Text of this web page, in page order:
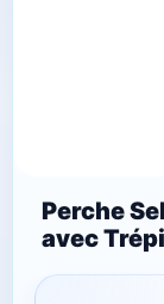
Perche
avec